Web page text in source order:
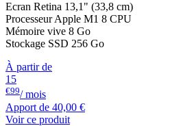
Ecran Retina 13,1" (33,8 cm)
Processeur Apple M1 8 CPU
Mémoire vive 8 Go
Stockage SSD 256 Go
À partir de
15
€99/ mois
Apport de 40,00 €
Voir ce produit